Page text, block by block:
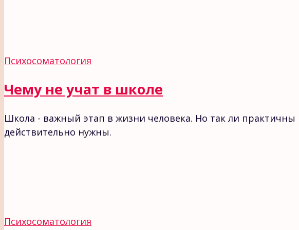
Психосоматология
Чему не учат в школе
Школа - важный этап в жизни человека. Но так ли
действительно нужны.
Психосоматология